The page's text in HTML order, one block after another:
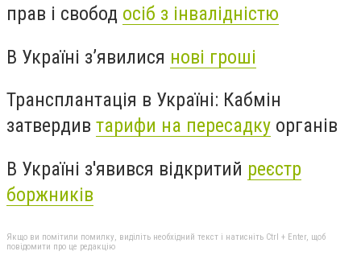
прав і свобод осіб з інвалідністю
В Україні з’явилися нові гроші
Трансплантація в Україні: Кабмін
затвердив тарифи на пересадку органів
В Україні з'явився відкритий реєстр
боржників
Якщо ви помітили помилку, виділіть необхідний текст і натисніть Ctrl + Enter, щоб
повідомити про це редакцію